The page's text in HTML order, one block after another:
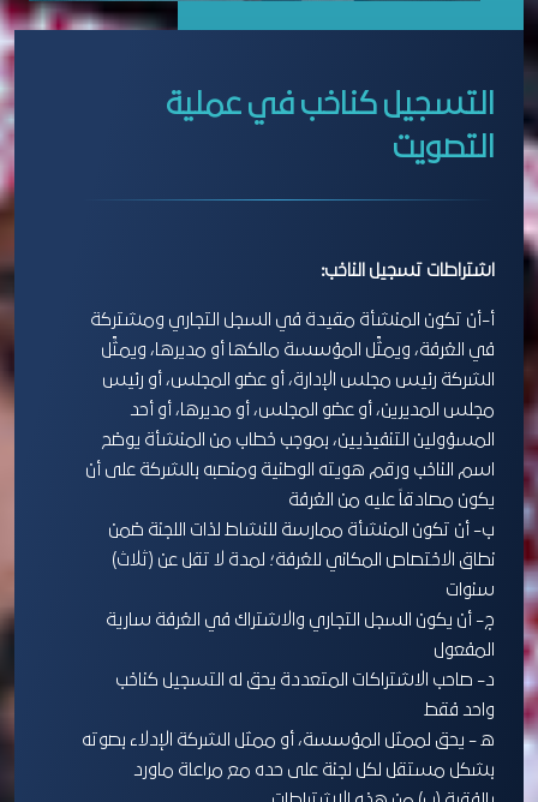
التسجيل كناخب في عملية
التصويت
اشتراطات تسجيل الناخب:
أ-أن تكون المنشأة مقيدة في السجل التجاري ومشتركة
في الغرفة، ويمثِّل المؤسسة مالكها أو مديرها، ويمثِّل
الشركة رئيس مجلس الإدارة، أو عضو المجلس، أو رئيس
مجلس المديرين، أو عضو المجلس، أو مديرها، أو أحد
المسؤولين التنفيذيين، بموجب خطاب من المنشأة يوضح
اسم الناخب ورقم هويته الوطنية ومنصبه بالشركة على أن
يكون مصادقاً عليه من الغرفة
ب- أن تكون المنشأة ممارسة للنشاط لذات اللجنة ضمن
نطاق الاختصاص المكاني للغرفة؛ لمدة لا تقل عن (ثلاث)
سنوات
ج- أن يكون السجل التجاري والاشتراك في الغرفة سارية
المفعول
د- صاحب الاشتراكات المتعددة يحق له التسجيل كناخب
واحد فقط
ه - يحق لممثل المؤسسة، أو ممثل الشركة الإدلاء بصوته
بشكل مستقل لكل لجنة على حده مع مراعاة ماورد